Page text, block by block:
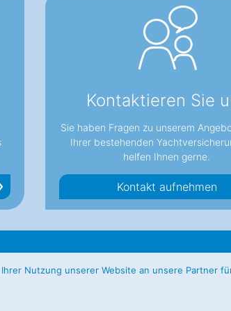
Kontaktieren Sie
Sie haben Fragen zu unserem
Ihrer bestehenden
helfen Ihnen gerne.
Kontakt aufnehmen
91
www.wehring-wolfes.de
Datenschutz
Nutzung unserer Website an unsere Partner